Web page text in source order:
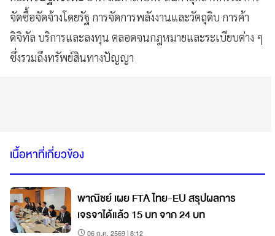
จัดซื้อจัดจ้างโดยรัฐ การจัดการพลังงานและวัตถุดิบ การค้า
ดิจิทัล บริการและลงทุน ตลอดจนกฎหมายและระเบียบต่าง ๆ
ซึ่งรวมถึงทรัพย์สินทางปัญญา
เนื้อหาที่เกี่ยวข้อง
พาณิชย์ เผย FTA ไทย-EU สรุปผลการ
เจรจาได้แล้ว 15 บท จาก 24 บท
06 ก.ค. 2569 | 8:12